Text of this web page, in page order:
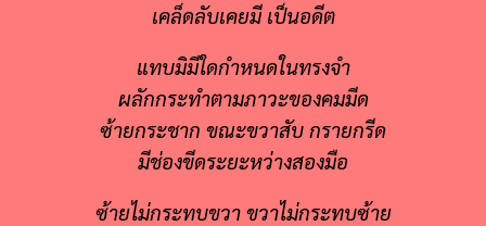
เคล็ดลับเคยมี เป็นอดีต
แทบมิมีใดกำหนดในทรงจำ
ผลักกระทำตามภาวะของคมมีด
ซ้ายกระชาก ขณะขวาสับ กรายกรีด
มีช่องขีดระยะหว่างสองมือ
ซ้ายไม่กระทบขวา ขวาไม่กระทบซ้าย